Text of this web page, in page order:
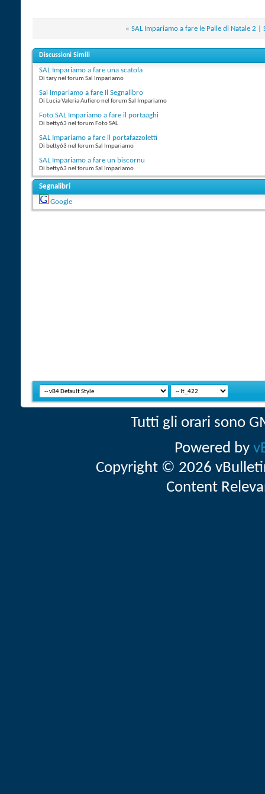
« SAL Impariamo a fare le Palle di Natale 2
Discussioni Simili
SAL Impariamo a fare una scatola
Di tary nel forum Sal Impariamo
Sal Impariamo a fare Il Segnalibro
Di Lucia Valeria Aufiero nel forum Sal Impariamo
Foto SAL Impariamo a fare il portaaghi
Di betty63 nel forum Foto SAL
SAL Impariamo a fare il portafazzoletti
Di betty63 nel forum Sal Impariamo
SAL Impariamo a fare un biscornu
Di betty63 nel forum Sal Impariamo
Segnalibri
Google
Tutti gli orari sono
Powered by
Copyright © 2026
Content